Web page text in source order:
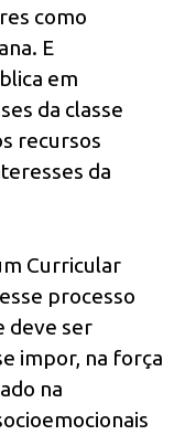
como
E
em
da classe
recursos
da
Curricular
processo
deve ser
impor, na força
na